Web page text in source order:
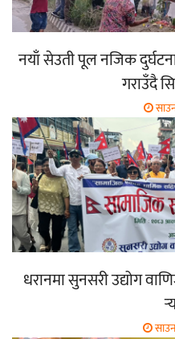
नयाँ सेउती पूल नजिक
गराउँदै
धरानमा सुनसरी उद्योग